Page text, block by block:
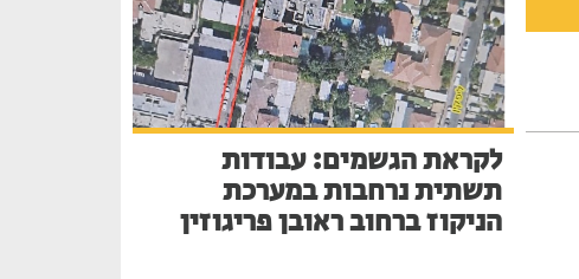
לקראת הגשמים: עבודות
תשתית נרחבות במערכת
הניקוז ברחוב ראובן פריגוזין